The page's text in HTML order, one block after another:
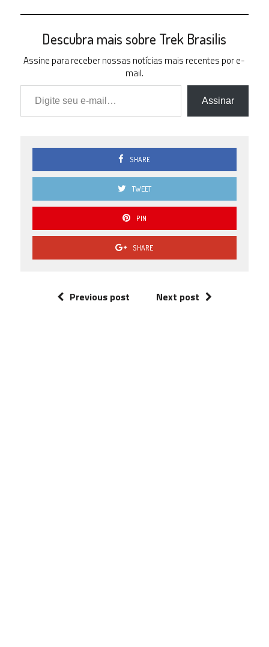
Descubra mais sobre Trek Brasilis
Assine para receber nossas notícias mais recentes por e-
mail.
Digite seu e-mail…
Assinar
SHARE
TWEET
PIN
SHARE
Previous post Next post